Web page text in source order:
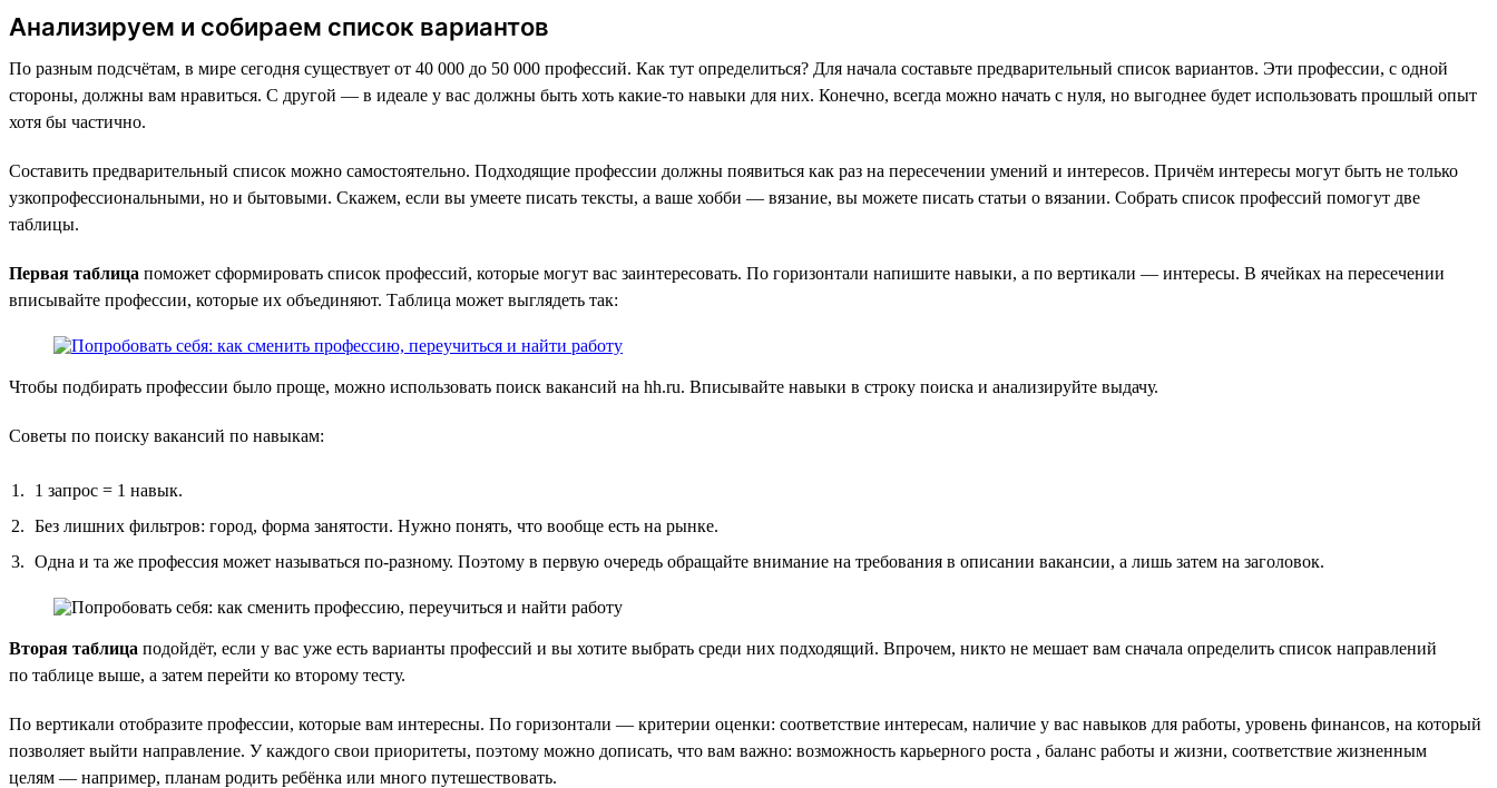
Анализируем и собираем список вариантов
По разным подсчётам, в мире сегодня существует от 40 000 до 50 000 профессий. Как тут определиться? Для начала составьте предварительный список вариантов. Эти профессии, с одной
стороны, должны вам нравиться. С другой — в идеале у вас должны быть хоть какие-то навыки для них. Конечно, всегда можно начать с нуля, но выгоднее будет использовать прошлый опыт
хотя бы частично.
Составить предварительный список можно самостоятельно. Подходящие профессии должны появиться как раз на пересечении умений и интересов. Причём интересы могут быть не только
узкопрофессиональными, но и бытовыми. Скажем, если вы умеете писать тексты, а ваше хобби — вязание, вы можете писать статьи о вязании. Собрать список профессий помогут две
таблицы.
Первая таблица поможет сформировать список профессий, которые могут вас заинтересовать. По горизонтали напишите навыки, а по вертикали — интересы. В ячейках на пересечении
вписывайте профессии, которые их объединяют. Таблица может выглядеть так:
Чтобы подбирать профессии было проще, можно использовать поиск вакансий на hh.ru. Вписывайте навыки в строку поиска и анализируйте выдачу.
Советы по поиску вакансий по навыкам:
1 запрос = 1 навык.
Без лишних фильтров: город, форма занятости. Нужно понять, что вообще есть на рынке.
Одна и та же профессия может называться по-разному. Поэтому в первую очередь обращайте внимание на требования в описании вакансии, а лишь затем на заголовок.
Вторая таблица подойдёт, если у вас уже есть варианты профессий и вы хотите выбрать среди них подходящий. Впрочем, никто не мешает вам сначала определить список направлений
по таблице выше, а затем перейти ко второму тесту.
По вертикали отобразите профессии, которые вам интересны. По горизонтали — критерии оценки: соответствие интересам, наличие у вас навыков для работы, уровень финансов, на который
позволяет выйти направление. У каждого свои приоритеты, поэтому можно дописать, что вам важно: возможность карьерного роста , баланс работы и жизни, соответствие жизненным
целям — например, планам родить ребёнка или много путешествовать.